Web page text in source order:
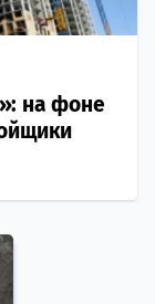
на фоне